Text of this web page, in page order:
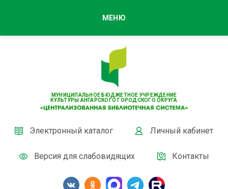
МУНИЦИПАЛЬНОЕ БЮДЖЕТНОЕ УЧРЕЖДЕНИЕ
КУЛЬТУРЫ АНГАРСКОГО ГОРОДСКОГО ОКРУГА
Электронный каталог Личный кабинет
Версия для слабовидящих Контакты
МЕНЮ